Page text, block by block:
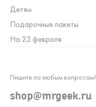
Детям
Подарочные пакеты
На 23 февраля
Пишите по любым вопросам!
shop@mrgeek.ru